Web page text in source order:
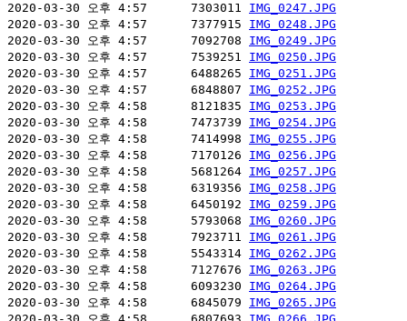
2020-03-30 오후 4:57      7303011 IMG_0247.JPG
2020-03-30 오후 4:57      7377915 IMG_0248.JPG
2020-03-30 오후 4:57      7092708 IMG_0249.JPG
2020-03-30 오후 4:57      7539251 IMG_0250.JPG
2020-03-30 오후 4:57      6488265 IMG_0251.JPG
2020-03-30 오후 4:57      6848807 IMG_0252.JPG
2020-03-30 오후 4:58      8121835 IMG_0253.JPG
2020-03-30 오후 4:58      7473739 IMG_0254.JPG
2020-03-30 오후 4:58      7414998 IMG_0255.JPG
2020-03-30 오후 4:58      7170126 IMG_0256.JPG
2020-03-30 오후 4:58      5681264 IMG_0257.JPG
2020-03-30 오후 4:58      6319356 IMG_0258.JPG
2020-03-30 오후 4:58      6450192 IMG_0259.JPG
2020-03-30 오후 4:58      5793068 IMG_0260.JPG
2020-03-30 오후 4:58      7923711 IMG_0261.JPG
2020-03-30 오후 4:58      5543314 IMG_0262.JPG
2020-03-30 오후 4:58      7127676 IMG_0263.JPG
2020-03-30 오후 4:58      6093230 IMG_0264.JPG
2020-03-30 오후 4:58      6845079 IMG_0265.JPG